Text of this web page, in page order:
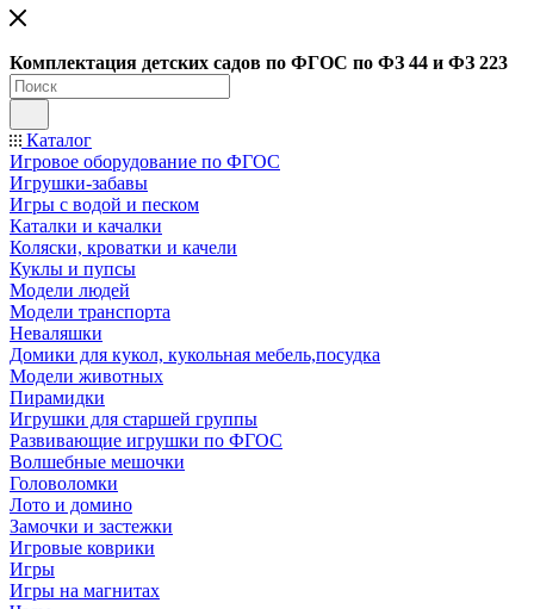
Комплектация детских садов по ФГОC по ФЗ 44 и ФЗ 223
Каталог
Игровое оборудование по ФГОС
Игрушки-забавы
Игры с водой и песком
Каталки и качалки
Коляски, кроватки и качели
Куклы и пупсы
Модели людей
Модели транспорта
Неваляшки
Домики для кукол, кукольная мебель,посудка
Модели животных
Пирамидки
Игрушки для старшей группы
Развивающие игрушки по ФГОС
Волшебные мешочки
Головоломки
Лото и домино
Замочки и застежки
Игровые коврики
Игры
Игры на магнитах